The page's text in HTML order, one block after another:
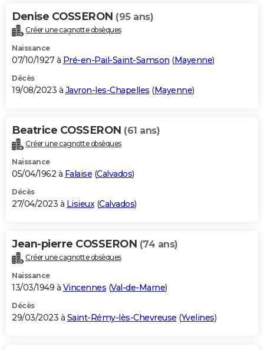
Denise COSSERON (95 ans)
Créer une cagnotte obsèques
Naissance
07/10/1927 à Pré-en-Pail-Saint-Samson (Mayenne)
Décès
19/08/2023 à Javron-les-Chapelles (Mayenne)
Beatrice COSSERON (61 ans)
Créer une cagnotte obsèques
Naissance
05/04/1962 à Falaise (Calvados)
Décès
27/04/2023 à Lisieux(Calvados)
Jean-pierre COSSERON (74 ans)
Créer une cagnotte obsèques
Naissance
13/03/1949 à Vincennes (Val-de-Marne)
Décès
29/03/2023 à Saint-Rémy-lès-Chevreuse (Yvelines)